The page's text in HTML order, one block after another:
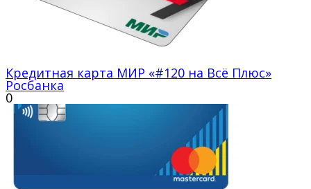
Кредитная карта МИР «#120 на Всё Плюс»
Росбанка
0